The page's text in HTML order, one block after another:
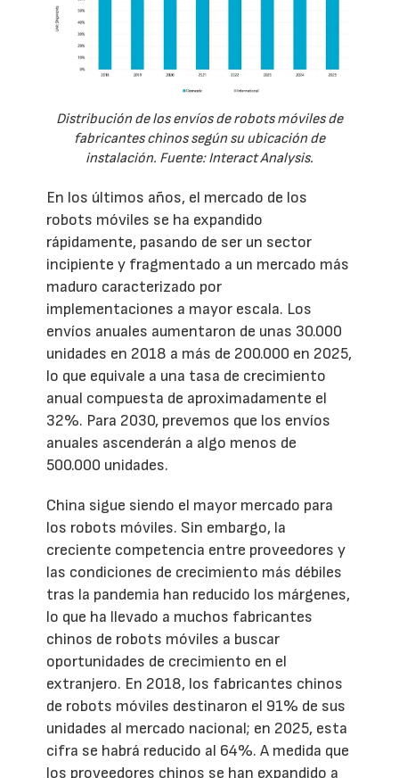
Distribución de los envíos de robots móviles de
fabricantes chinos según su ubicación de
instalación. Fuente: Interact Analysis.
En los últimos años, el mercado de los
robots móviles se ha expandido
rápidamente, pasando de ser un sector
incipiente y fragmentado a un mercado más
maduro caracterizado por
implementaciones a mayor escala. Los
envíos anuales aumentaron de unas 30.000
unidades en 2018 a más de 200.000 en 2025,
lo que equivale a una tasa de crecimiento
anual compuesta de aproximadamente el
32%. Para 2030, prevemos que los envíos
anuales ascenderán a algo menos de
500.000 unidades.
China sigue siendo el mayor mercado para
los robots móviles. Sin embargo, la
creciente competencia entre proveedores y
las condiciones de crecimiento más débiles
tras la pandemia han reducido los márgenes,
lo que ha llevado a muchos fabricantes
chinos de robots móviles a buscar
oportunidades de crecimiento en el
extranjero. En 2018, los fabricantes chinos
de robots móviles destinaron el 91% de sus
unidades al mercado nacional; en 2025, esta
cifra se habrá reducido al 64%. A medida que
los proveedores chinos se han expandido a